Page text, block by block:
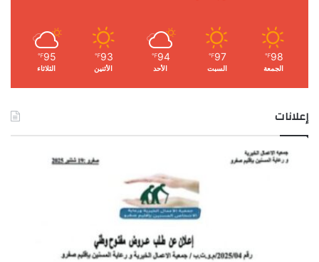
98
℉
الجمعة
97
℉
السبت
94
℉
الأحد
93
℉
الأثنين
95
℉
الثلاثاء
إعلانات